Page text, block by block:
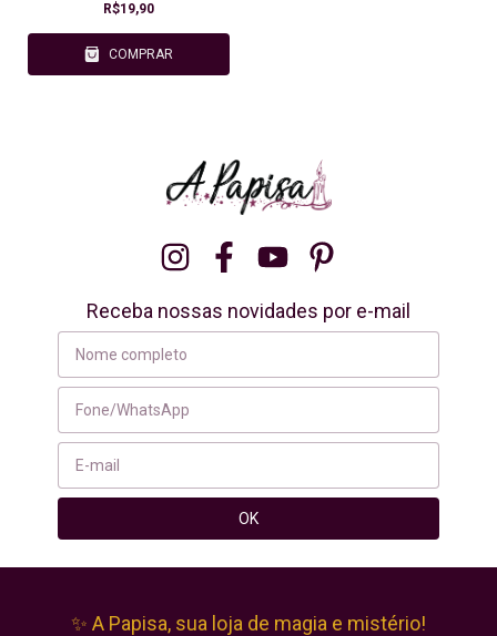
R$19,90
COMPRAR
Receba nossas novidades por e-mail
✨ A Papisa, sua loja de magia e mistério!